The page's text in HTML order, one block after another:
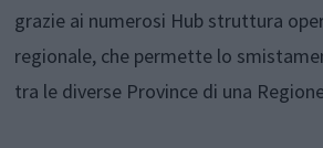
grazie ai numerosi Hub struttura
regionale, che permette lo
tra le diverse Province di una